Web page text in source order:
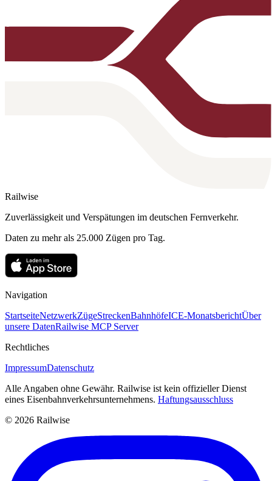
Railwise
Zuverlässigkeit und Verspätungen im deutschen Fernverkehr.
Daten zu mehr als 25.000 Zügen pro Tag.
Navigation
StartseiteNetzwerkZügeStreckenBahnhöfeICE-MonatsberichtÜber
unsere DatenRailwise MCP Server
Rechtliches
ImpressumDatenschutz
Alle Angaben ohne Gewähr. Railwise ist kein offizieller Dienst
eines Eisenbahnverkehrsunternehmens. Haftungsausschluss
© 2026 Railwise